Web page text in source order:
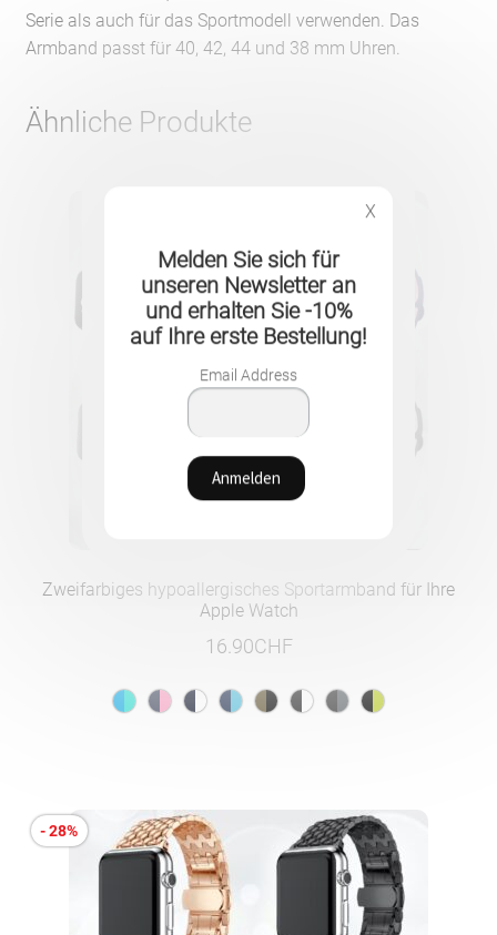
Serie als auch für das Sportmodell verwenden. Das
Armband passt für 40, 42, 44 und 38 mm Uhren.
Ähnliche Produkte
Zweifarbiges hypoallergisches Sportarmband für Ihre
Apple Watch
16.90CHF
- 28%
X
Melden Sie sich für
unseren Newsletter an
und erhalten Sie -10%
auf Ihre erste Bestellung!
Email Address